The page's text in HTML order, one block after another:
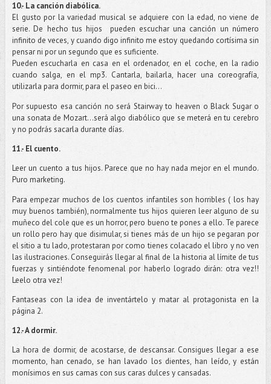
10.- La canción diabólica.
El gusto por la variedad musical se adquiere con la edad, no viene de
serie. De hecho tus hijos
pueden escuchar una canción un número
infinito de veces, y cuando digo infinito me estoy quedando cortísima sin
pensar ni por un segundo que es suficiente.
Pueden escucharla en casa en el ordenador, en el coche, en la radio
cuando salga, en el mp3. Cantarla, bailarla, hacer una coreografía,
utilizarla para dormir, para el paseo en bici…
Por supuesto esa canción no será Stairway to heaven o Black Sugar o
una sonata de Mozart…será algo diabólico que se meterá en tu cerebro
y no podrás sacarla durante días.
11.- El cuento.
Leer un cuento a tus hijos. Parece que no hay nada mejor en el mundo.
Puro marketing.
Para empezar muchos de los cuentos infantiles son horribles ( los hay
muy buenos también), normalmente tus hijos quieren leer alguno de su
muñeco del cole que es un horror, pero bueno te pones a ello. Te parece
un rollo pero hay que disimular, si tienes más de un hijo se pegaran por
el sitio a tu lado, protestaran por como tienes colacado el libro y no ven
las ilustraciones. Conseguirás llegar al final de la historia al límite de tus
fuerzas y sintiéndote fenomenal por haberlo logrado dirán: otra vez!!
Leelo otra vez!
Fantaseas con la idea de inventártelo y matar al protagonista en la
página 2.
12.- A dormir.
La hora de dormir, de acostarse, de descansar. Consigues llegar a ese
momento, han cenado, se han lavado los dientes, han leído, y están
monísimos en sus camas con sus caras dulces y cansadas.